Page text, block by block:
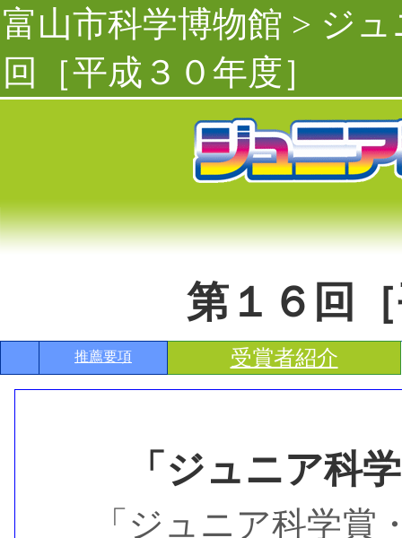
富山市科学博物館 > ジ
回［平成３０年度］
第１６回
推薦要項 受賞者紹介
「ジュニア科
「ジュニア科学賞